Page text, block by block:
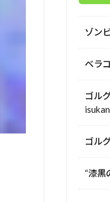
ゾン
ベラ
ゴル
ゴル
“漆黒